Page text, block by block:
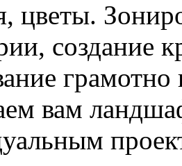
цветы.
создание
вам